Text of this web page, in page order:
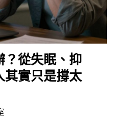
？從失眠、抑
其實只是撐太